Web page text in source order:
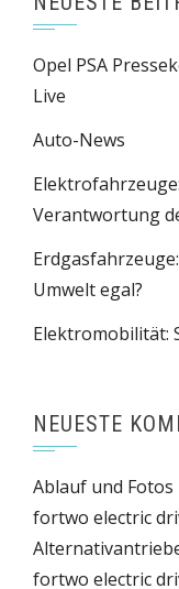
Opel PSA
Live
Auto-News
Verantwortung
Umwelt egal?
Elektromobilität:
NEUESTE
Ablauf und Fotos
fortwo electric
fortwo electric